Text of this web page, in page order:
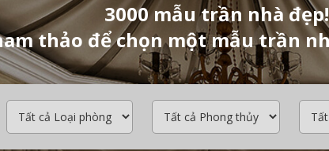
3000 mẫu trần nhà đẹp!
thảo để chọn một mẫu trần